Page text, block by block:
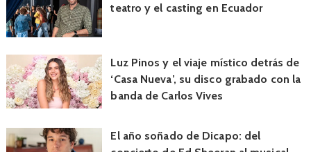
teatro y el casting en Ecuador
Luz Pinos y el viaje místico detrás de
‘Casa Nueva’, su disco grabado con la
banda de Carlos Vives
El año soñado de Dicapo: del